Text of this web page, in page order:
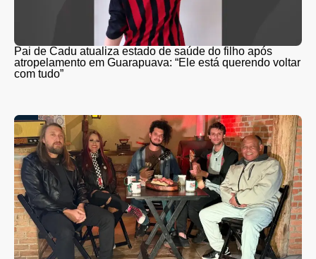
Pai de Cadu atualiza estado de saúde do filho após
atropelamento em Guarapuava: “Ele está querendo voltar
com tudo”